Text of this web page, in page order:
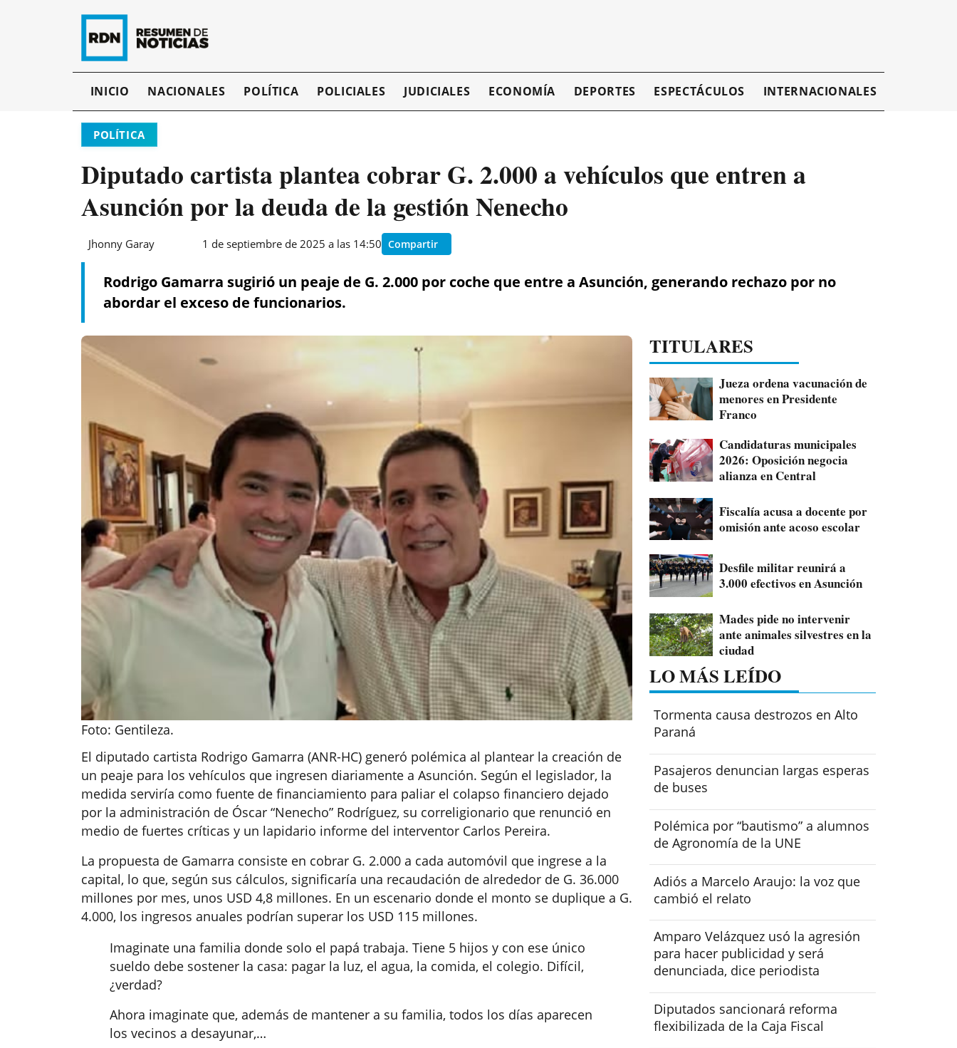
INICIO NACIONALES POLÍTICA POLICIALES JUDICIALES ECONOMÍA DEPORTES ESPECTÁCULOS INTERNACIONALES
POLÍTICA
Diputado cartista plantea cobrar G. 2.000 a vehículos que entren a
Asunción por la deuda de la gestión Nenecho
Jhonny Garay 1 de septiembre de 2025 a las 14:50 Compartir
Rodrigo Gamarra sugirió un peaje de G. 2.000 por coche que entre a Asunción, generando rechazo por no
abordar el exceso de funcionarios.
Foto: Gentileza.
El diputado cartista Rodrigo Gamarra (ANR-HC) generó polémica al plantear la creación de
un peaje para los vehículos que ingresen diariamente a Asunción. Según el legislador, la
medida serviría como fuente de financiamiento para paliar el colapso financiero dejado
por la administración de Óscar “Nenecho” Rodríguez, su correligionario que renunció en
medio de fuertes críticas y un lapidario informe del interventor Carlos Pereira.
La propuesta de Gamarra consiste en cobrar G. 2.000 a cada automóvil que ingrese a la
capital, lo que, según sus cálculos, significaría una recaudación de alrededor de G. 36.000
millones por mes, unos USD 4,8 millones. En un escenario donde el monto se duplique a G.
4.000, los ingresos anuales podrían superar los USD 115 millones.
Imaginate una familia donde solo el papá trabaja. Tiene 5 hijos y con ese único
sueldo debe sostener la casa: pagar la luz, el agua, la comida, el colegio. Difícil,
¿verdad?
Ahora imaginate que, además de mantener a su familia, todos los días aparecen
los vecinos a desayunar,…
TITULARES
Jueza ordena vacunación de
menores en Presidente
Franco
Candidaturas municipales
2026: Oposición negocia
alianza en Central
Fiscalía acusa a docente por
omisión ante acoso escolar
Desfile militar reunirá a
3.000 efectivos en Asunción
Mades pide no intervenir
ante animales silvestres en la
ciudad
LO MÁS LEÍDO
Tormenta causa destrozos en Alto
Paraná
Pasajeros denuncian largas esperas
de buses
Polémica por “bautismo” a alumnos
de Agronomía de la UNE
Adiós a Marcelo Araujo: la voz que
cambió el relato
Amparo Velázquez usó la agresión
para hacer publicidad y será
denunciada, dice periodista
Diputados sancionará reforma
flexibilizada de la Caja Fiscal